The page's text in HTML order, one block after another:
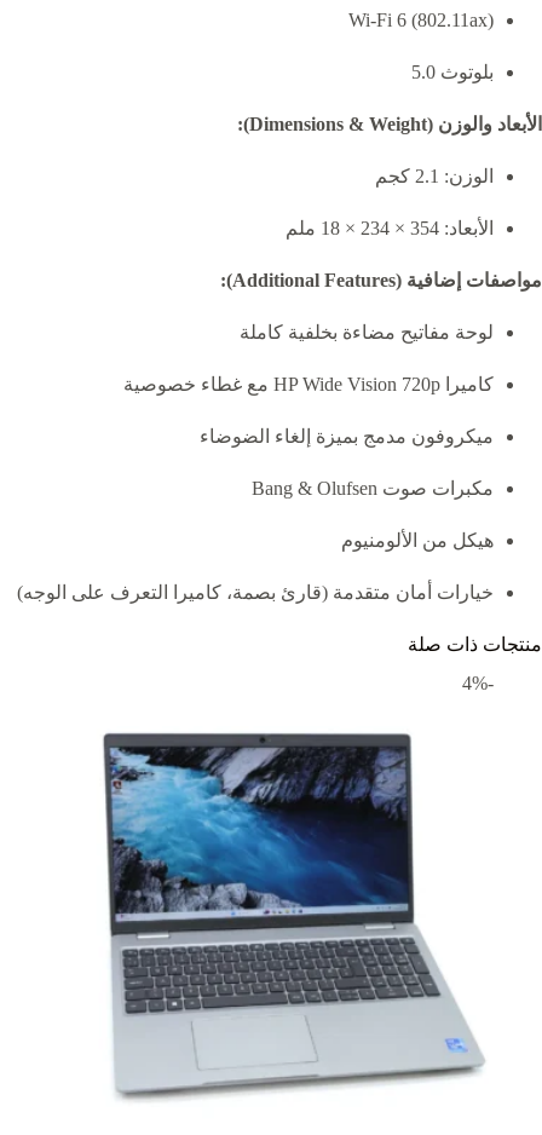
Wi-Fi 6 (802.11ax)
بلوتوث 5.0
الأبعاد والوزن (Dimensions & Weight):
الوزن: 2.1 كجم
الأبعاد: 354 × 234 × 18 ملم
مواصفات إضافية (Additional Features):
لوحة مفاتيح مضاءة بخلفية كاملة
كاميرا HP Wide Vision 720p مع غطاء خصوصية
ميكروفون مدمج بميزة إلغاء الضوضاء
مكبرات صوت Bang & Olufsen
هيكل من الألومنيوم
خيارات أمان متقدمة (قارئ بصمة، كاميرا التعرف على الوجه)
منتجات ذات صلة
-4%